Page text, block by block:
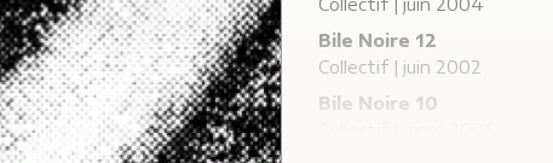
Collectif | juin 2004
Bile Noire 12
Collectif | juin 2002
Bile Noire 10